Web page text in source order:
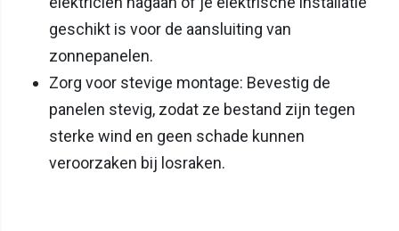
geschikt is voor de aansluiting van
zonnepanelen.
Zorg voor stevige montage: Bevestig de
panelen stevig, zodat ze bestand zijn tegen
sterke wind en geen schade kunnen
veroorzaken bij losraken.